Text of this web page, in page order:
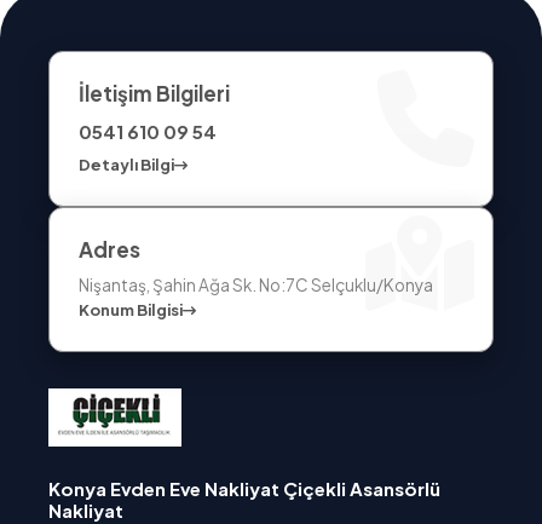
İletişim Bilgileri
0541 610 09 54
Detaylı Bilgi
Adres
Nişantaş, Şahin Ağa Sk. No:7C Selçuklu/Konya
Konum Bilgisi
Konya Evden Eve Nakliyat Çiçekli Asansörlü
Nakliyat